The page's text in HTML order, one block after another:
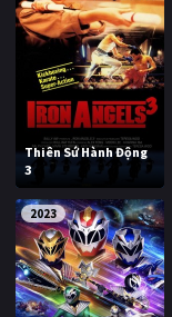
Thiên Sứ Hành Động
3
2023